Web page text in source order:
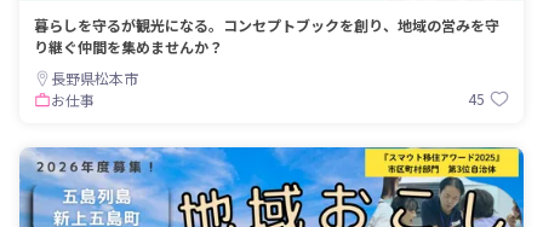
暮らしを守るが観光になる。コンセプトブックを創り、地域の営みを守
り継ぐ仲間を集めませんか？
長野県松本市
お仕事
45